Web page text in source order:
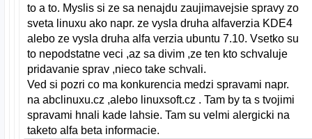
to a to. Myslis si ze sa nenajdu zaujimavejsie spravy zo
sveta linuxu ako napr. ze vysla druha alfaverzia KDE4
alebo ze vysla druha alfa verzia ubuntu 7.10. Vsetko su
to nepodstatne veci ,az sa divim ,ze ten kto schvaluje
pridavanie sprav ,nieco take schvali.
Ved si pozri co ma konkurencia medzi spravami napr.
na abclinuxu.cz ,alebo linuxsoft.cz . Tam by ta s tvojimi
spravami hnali kade lahsie. Tam su velmi alergicki na
taketo alfa beta informacie.